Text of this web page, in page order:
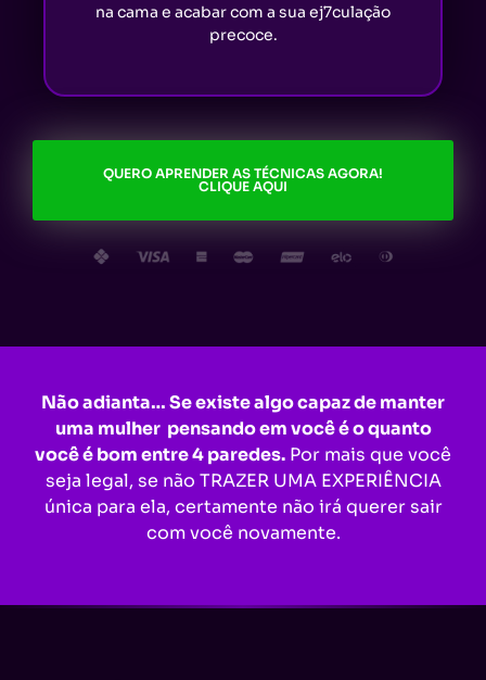
na cama e acabar com a sua ej7culação
precoce.
QUERO APRENDER AS TÉCNICAS AGORA!
CLIQUE AQUI
Não adianta… Se existe algo capaz de manter
uma mulher pensando em você é o quanto
você é bom entre 4 paredes. Por mais que você
seja legal, se não TRAZER UMA EXPERIÊNCIA
única para ela, certamente não irá querer sair
com você novamente.